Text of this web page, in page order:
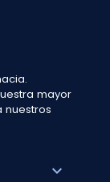
mayor
nuestros
expand_more